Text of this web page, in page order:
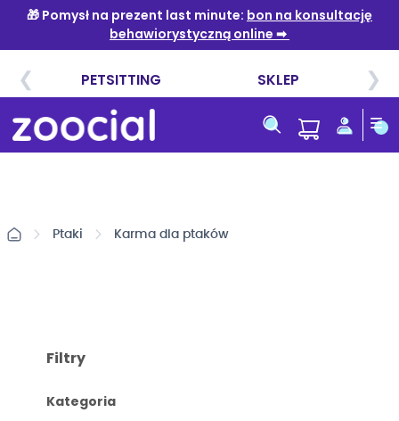
do
treści
Ptaki Karma dla ptaków
Filtry
Kategoria